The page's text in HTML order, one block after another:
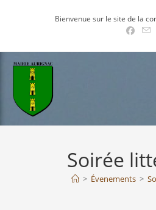
Bienvenue sur le site de la
Soirée
> Évenements >